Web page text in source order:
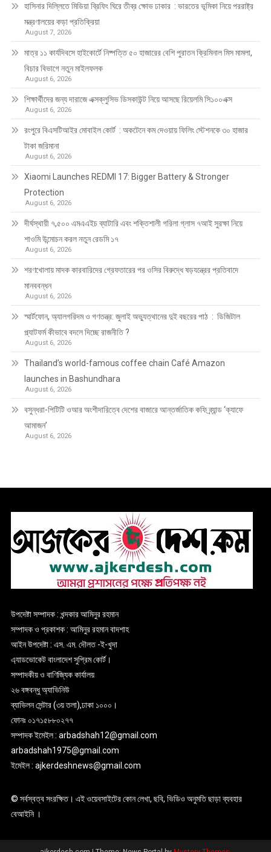
হাসিনার দিল্লিতে মিডিয়া ব্রিফিং ঘিরে তীব্র ক্ষোভ ঢাকার : ভারতের ভূমিকা নিয়ে পররাষ্ট্র
মন্ত্রণালয়ের কড়া প্রতিক্রিয়া
August 7, 2026
মাত্র ১১ কার্যদিবসে হাইকোর্টে নিষ্পত্তি ৫০ হাজারের বেশি পুরাতন ক্রিমিনাল মিস মামলা,
বিচার বিভাগে নতুন মাইলফলক
August 6, 2026
শিক্ষার্থীদের জন্য দারাজে এক্সক্লুসিভ ডিসকাউন্ট নিয়ে আসছে রিয়েলমি সি১০০এক্স
August 6, 2026
রংপুরে বিএসটিআইর মোবাইল কোর্ট : অকটেনে কম দেওয়ায় ফিলিং স্টেশনকে ৩০ হাজার
টাকা জরিমানা
August 6, 2026
Xiaomi Launches REDMI 17: Bigger Battery & Stronger
Protection
August 6, 2026
দীর্ঘস্থায়ী ৭,৫০০ এমএএইচ ব্যাটারি এবং শক্তিশালী গরিলা গ্লাস ৭আই সুরক্ষা নিয়ে
শাওমি উন্মোচন করল নতুন রেডমি ১৭
August 6, 2026
শরণখোলায় মাদক কারবারিদের গ্রেফতারের পর ওসির বিরুদ্ধে ষড়যন্ত্রের প্রতিবাদে
মানববন্ধন
August 6, 2026
স্মার্টফোন, অ্যালগরিদম ও গণতন্ত্র: জুলাই অভ্যুত্থানের দুই বছরের পাঠ : ডিজিটাল
প্ল্যাটফর্ম কীভাবে বদলে দিচ্ছে রাজনীতি ?
August 6, 2026
Thailand’s world-famous coffee chain Café Amazon
launches in Bashundhara
August 6, 2026
বসুন্ধরা-পিটিটি ওআর অংশীদারিত্বে দেশের বাজারে আন্তর্জাতিক কফি ব্র্যান্ড ‘ক্যাফে
আমাজন’
August 6, 2026
উপদেষ্টা সম্পাদক : খন্দকার আমিনুর রহমান
সম্পাদক ও প্রকাশক : আমিনুর রহমান বাদশাহ
আইন উপদেষ্টা : এস. এম. দৌলত -ই-খুদা
এ্যাডভোকেট বাংলাদেশ সুপ্রিম কোর্ট।
সম্পাদকীয় ও বাণিজ্যিক কার্যালয়
২৬ বঙ্গবন্ধু অ্যাভিনিউ
ব্যাভিলন সেন্টার (৩য় তলা),ঢাকা ১০০০।
ফোনঃ ০১৭১৫৮৮০২৭৭
সম্পাদক ইমেইল : arbadshah12@gmail.com
arbadshah1975@gmail.com
ইমেইল : ajkerdeshnews@gmail.com
© সর্বস্বত্ব সংরক্ষিত। এই ওয়েবসাইটের কোন লেখা, ছবি, ভিডিও অনুমতি ছাড়া ব্যবহার
বেআইনি ।